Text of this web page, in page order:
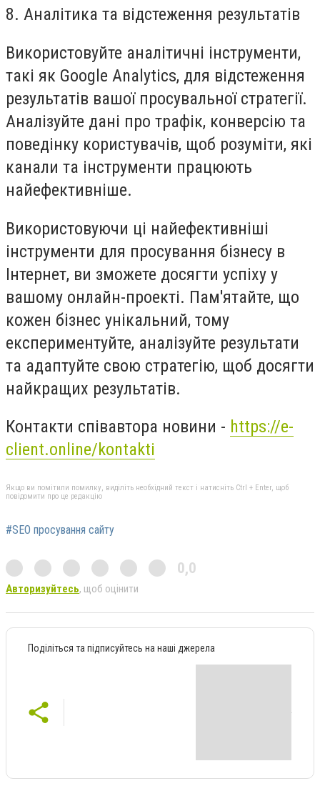
8. Аналітика та відстеження результатів
Використовуйте аналітичні інструменти,
такі як Google Analytics, для відстеження
результатів вашої просувальної стратегії.
Аналізуйте дані про трафік, конверсію та
поведінку користувачів, щоб розуміти, які
канали та інструменти працюють
найефективніше.
Використовуючи ці найефективніші
інструменти для просування бізнесу в
Інтернет, ви зможете досягти успіху у
вашому онлайн-проекті. Пам'ятайте, що
кожен бізнес унікальний, тому
експериментуйте, аналізуйте результати
та адаптуйте свою стратегію, щоб досягти
найкращих результатів.
Контакти співавтора новини - https://e-
client.online/kontakti
Якщо ви помітили помилку, виділіть необхідний текст і натисніть Ctrl + Enter, щоб
повідомити про це редакцію
#SEO просування сайту
0,0
Авторизуйтесь, щоб оцінити
Поділіться та підписуйтесь на наші джерела